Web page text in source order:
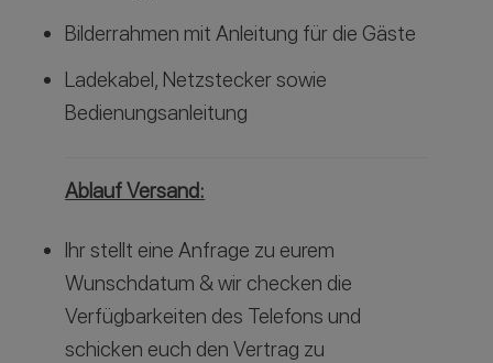
Bilderrahmen mit Anleitung für die Gäste
Ladekabel, Netzstecker sowie
Bedienungsanleitung
Ablauf Versand:
Ihr stellt eine Anfrage zu eurem
Wunschdatum & wir checken die
Verfügbarkeiten des Telefons und
schicken euch den Vertrag zu